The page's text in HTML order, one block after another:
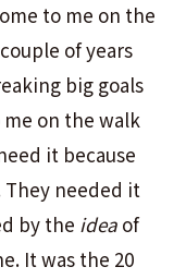
to me on the
of years
big goals
on the walk
it because
needed it
by the idea of
It was the 20